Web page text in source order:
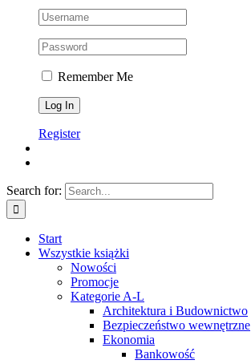
Remember Me
Register
Search for:
Start
Wszystkie książki
Nowości
Promocje
Kategorie A-L
Architektura i Budownictwo
Bezpieczeństwo wewnętrzne
Ekonomia
Bankowość